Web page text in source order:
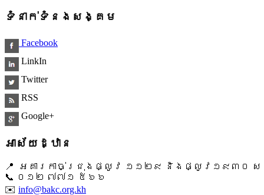
ទំនាក់ទំនងសង្គម
Facebook
LinkIn
Twitter
RSS
Google+
អាស័យដ្ឋាន
📍 អគារកាច់ជ្រុងផ្លូវ ១១២៩ និងផ្លូវ១៩៣០ ស
📞 ​០១២ ៧៧១ ៥៦៦
✉️ info@bakc.org.kh